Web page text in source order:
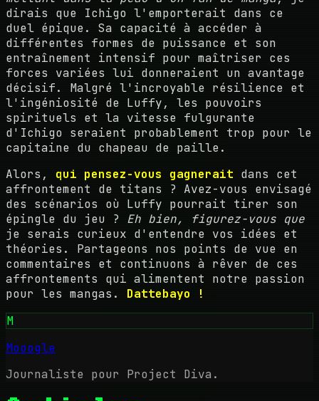
dirais que Ichigo l'emporterait dans ce
duel épique. Sa capacité à accéder à
différentes formes de puissance et son
entraînement intensif pour maîtriser ces
forces variées lui donneraient un avantage
décisif. Malgré l'incroyable résilience et
l'ingéniosité de Luffy, les pouvoirs
spirituels et la vitesse fulgurante
d'Ichigo seraient probablement trop pour le
capitaine du chapeau de paille.
Alors, qui pensez-vous gagnerait dans cet
affrontement de titans ? Avez-vous envisagé
des scénarios où Luffy pourrait tirer son
épingle du jeu ? Eh bien, figurez-vous que
je serais curieux d'entendre vos idées et
théories. Partageons nos points de vue en
commentaires et continuons à rêver de ces
affrontements qui alimentent notre passion
pour les mangas. Dattebayo !
M
Mooogle
Journaliste pour Project Diva.